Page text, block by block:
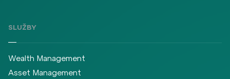
SLUŽBY
Wealth Management
Asset Management